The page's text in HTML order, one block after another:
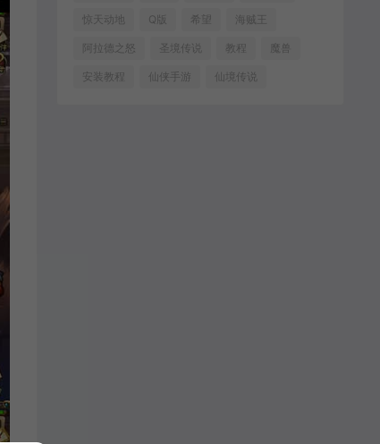
惊天动地 Q版 希望 海贼王
阿拉德之怒 圣境传说 教程 魔兽
安装教程 仙侠手游 仙境传说